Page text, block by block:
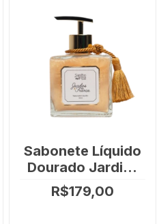
Sabonete Líquido
Dourado Jardins
da França 350ml -
Santho Aroma
R$179,00